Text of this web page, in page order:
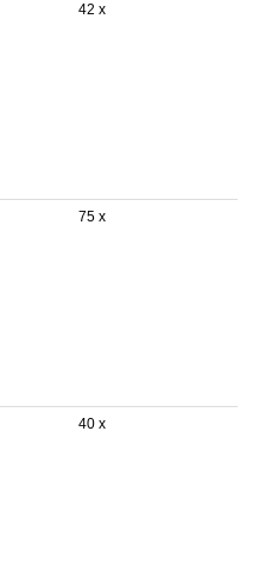
42 x
75 x
40 x